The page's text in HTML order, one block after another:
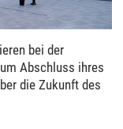
bei der
Abschluss ihres
die Zukunft des